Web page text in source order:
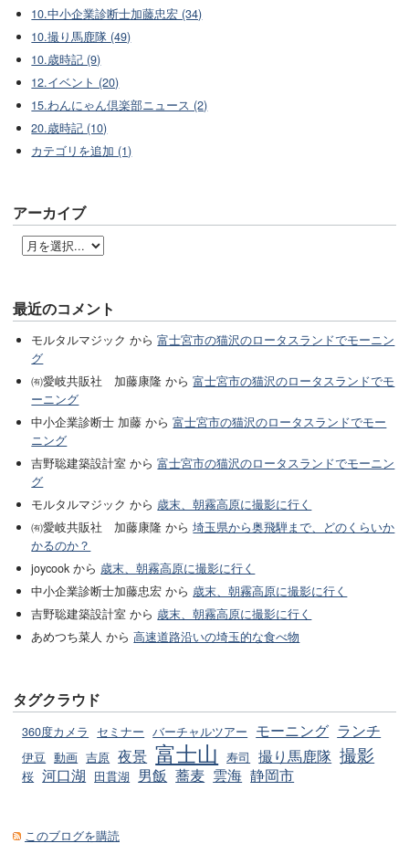
10.中小企業診断士加藤忠宏 (34)
10.撮り馬鹿隊 (49)
10.歳時記 (9)
12.イベント (20)
15.わんにゃん倶楽部ニュース (2)
20.歳時記 (10)
カテゴリを追加 (1)
アーカイブ
最近のコメント
モルタルマジック から富士宮市の猫沢のロータスランドでモーニン
グ
㈲愛岐共販社 加藤康隆 から富士宮市の猫沢のロータスランドでモ
ーニング
中小企業診断士 加藤 から富士宮市の猫沢のロータスランドでモー
ニング
吉野聡建築設計室 から富士宮市の猫沢のロータスランドでモーニン
グ
モルタルマジック から 歳末、朝霧高原に撮影に行く
㈲愛岐共販社 加藤康隆 から埼玉県から奥飛騨まで、どのくらいか
かるのか？
joycook から 歳末、朝霧高原に撮影に行く
中小企業診断士加藤忠宏 から 歳末、朝霧高原に撮影に行く
吉野聡建築設計室 から 歳末、朝霧高原に撮影に行く
あめつち菜人 から高速道路沿いの埼玉的な食べ物
タグクラウド
360度カメラ セミナー バーチャルツアー モーニング ランチ
伊豆 動画 吉原 夜景 富士山 寿司 撮り馬鹿隊 撮影
桜 河口湖 田貫湖 男飯 蕎麦 雲海 静岡市
このブログを購読